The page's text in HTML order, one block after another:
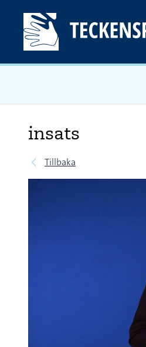
insats
Tillbaka